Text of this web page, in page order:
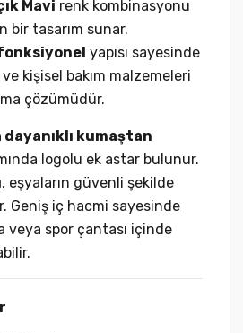
Mavi renk kombinasyonu
bir tasarım sunar.
yapısı sayesinde
kişisel bakım malzemeleri
çözümüdür.
dayanıklı kumaştan
logolu ek astar bulunur.
, eşyaların güvenli şekilde
Geniş iç hacmi sayesinde
veya spor çantası içinde